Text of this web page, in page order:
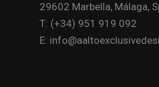
29602 Marbella, Málaga,
T: (+34) 951 919 092
E: